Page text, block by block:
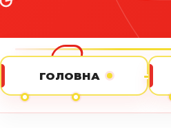
ГОЛОВНА